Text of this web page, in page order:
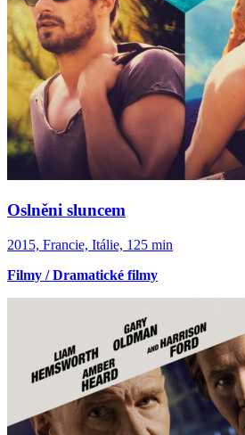
Oslněni sluncem
2015, Francie, Itálie, 125 min
Filmy / Dramatické filmy